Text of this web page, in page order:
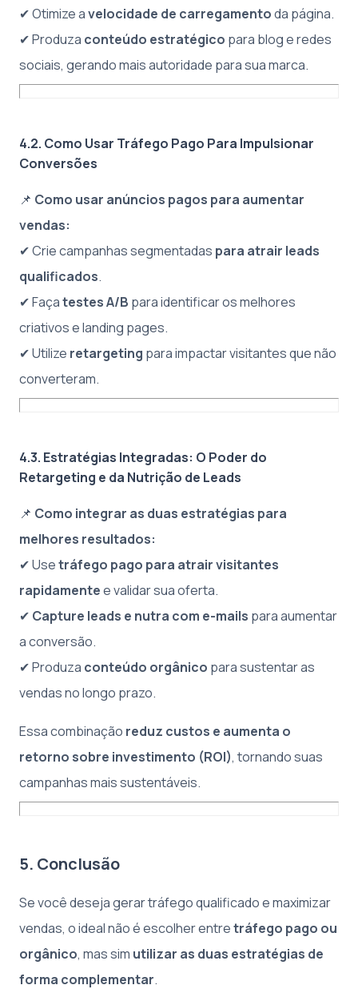
✔ Otimize avelocidade de carregamentoda página.
✔ Produza conteúdo estratégico para blog e redes
sociais, gerando mais autoridade para sua marca.
4.2. Como Usar Tráfego Pago Para Impulsionar
Conversões
📌 Como usar anúncios pagos para aumentar
vendas:
✔ Crie campanhas segmentadas para atrair leads
qualificados.
✔ Façatestes A/B para identificar os melhores
criativos e landing pages.
✔ Utilize retargeting para impactar visitantes que não
converteram.
4.3. Estratégias Integradas: O Poder do
Retargeting e da Nutrição de Leads
📌 Como integrar as duas estratégias para
melhores resultados:
✔ Usetráfego pago para atrair visitantes
rapidamentee validar sua oferta.
✔ Capture leads e nutra com e-mails para aumentar
a conversão.
✔ Produza conteúdo orgânico para sustentar as
vendas no longo prazo.
Essa combinação reduz custos e aumenta o
retorno sobre investimento (ROI), tornando suas
campanhas mais sustentáveis.
5. Conclusão
Se você deseja gerar tráfego qualificado e maximizar
vendas, o ideal não é escolher entretráfego pago ou
orgânico, mas sim utilizar as duas estratégias de
forma complementar.